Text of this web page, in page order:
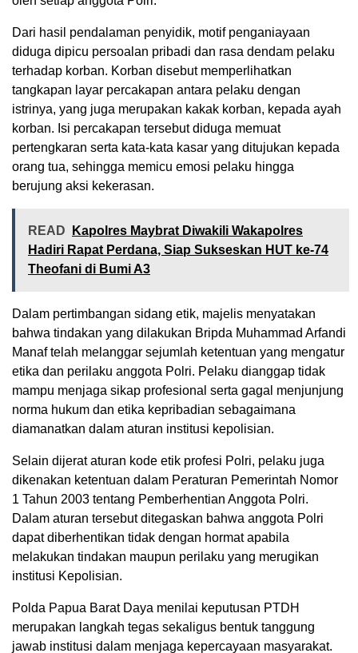
Dari hasil pendalaman penyidik, motif penganiayaan
diduga dipicu persoalan pribadi dan rasa dendam pelaku
terhadap korban. Korban disebut memperlihatkan
tangkapan layar percakapan antara pelaku dengan
istrinya, yang juga merupakan kakak korban, kepada ayah
korban. Isi percakapan tersebut diduga memuat
pertengkaran serta kata-kata kasar yang ditujukan kepada
orang tua, sehingga memicu emosi pelaku hingga
berujung aksi kekerasan.
READ
Kapolres Maybrat Diwakili Wakapolres
Hadiri Rapat Perdana, Siap Sukseskan HUT ke-74
Theofani di Bumi A3
Dalam pertimbangan sidang etik, majelis menyatakan
bahwa tindakan yang dilakukan Bripda Muhammad Arfandi
Manaf telah melanggar sejumlah ketentuan yang mengatur
etika dan perilaku anggota Polri. Pelaku dianggap tidak
mampu menjaga sikap profesional serta gagal menjunjung
norma hukum dan etika kepribadian sebagaimana
diamanatkan dalam aturan institusi kepolisian.
Selain dijerat aturan kode etik profesi Polri, pelaku juga
dikenakan ketentuan dalam Peraturan Pemerintah Nomor
1 Tahun 2003 tentang Pemberhentian Anggota Polri.
Dalam aturan tersebut ditegaskan bahwa anggota Polri
dapat diberhentikan tidak dengan hormat apabila
melakukan tindakan maupun perilaku yang merugikan
institusi Kepolisian.
Polda Papua Barat Daya menilai keputusan PTDH
merupakan langkah tegas sekaligus bentuk tanggung
jawab institusi dalam menjaga kepercayaan masyarakat.